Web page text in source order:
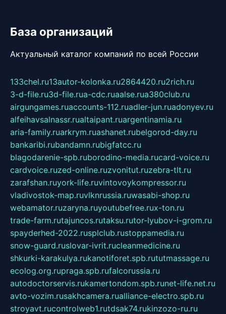
База организаций
Актуальный каталог компаний по всей России
133chel.ru13autor-kolonka.ru2864420.ru2rich.ru
3-d-file.ru3d-file.rua-cdc.ruaalse.rua380club.ru
airgungames.ruaccounts-112.ruadler-jun.ruadonyev.ru
alfeihavsalnassr.rualtaipant.ruargentinamia.ru
aria-family.ruarkrym.ruashanet.rubelgorod-day.ru
bankaribi.rubandamn.rubigfatcc.ru
blagodarenie-spb.ruborodino-media.rucard-voice.ru
cardvoice.ruzed-online.ruzvonitut.ruzebra-tlt.ru
zarafshan.ruyork-life.ruvintovoykompressor.ru
vladivostok-map.ruvlknrussia.ruwasabi-shop.ru
webamator.ruzaryna.ruyoutubefree.rux-ton.ru
trade-farm.rutajuncos.rutaksu.rutor-lyubov-i-grom.ru
spayderhed-2022.rusplclub.rustoppamedia.ru
snow-guard.ruslovar-ivrit.rucleanmedicine.ru
shkurki-karakulya.rukanotiforet.spb.rututmassage.ru
ecolog.org.rupraga.spb.rufalcorussia.ru
autodoctorservis.rukamertondom.spb.runet-life.net.ru
avto-vozim.rusakhcamera.rualliance-electro.spb.ru
stroyavt.rucontrolweb1.rutdsak74.rukinzozo-ru.ru